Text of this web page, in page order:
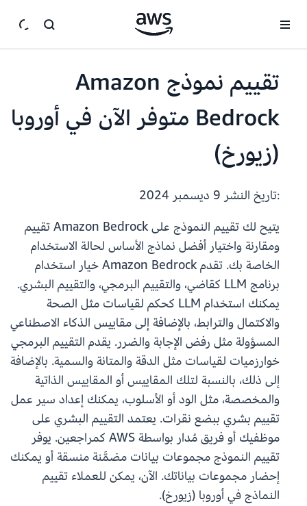
تقييم نموذج Amazon
Bedrock متوفر الآن في أوروبا
(زيورخ)
:تاريخ النشر
يتيح لك تقييم النموذج على Amazon Bedrock تقييم
ومقارنة واختيار أفضل نماذج الأساس لحالة الاستخدام
الخاصة بك. تقدم Amazon Bedrock خيار استخدام
برنامج LLM كقاضي، والتقييم البرمجي، والتقييم البشري.
يمكنك استخدام LLM كحكم لقياسات مثل الصحة
والاكتمال والترابط، بالإضافة إلى مقاييس الذكاء الاصطناعي
المسؤولة مثل رفض الإجابة والضرر. يقدم التقييم البرمجي
خوارزميات لقياسات مثل الدقة والمتانة والسمية. بالإضافة
إلى ذلك، بالنسبة لتلك المقاييس أو المقاييس الذاتية
والمخصصة، مثل الود أو الأسلوب، يمكنك إعداد سير عمل
تقييم بشري ببضع نقرات. يعتمد التقييم البشري على
موظفيك أو فريق مُدار بواسطة AWS كمراجعين. يوفر
تقييم النموذج مجموعات بيانات مضمَّنة منسقة أو يمكنك
إحضار مجموعات بياناتك. الآن، يمكن للعملاء تقييم
النماذج في أوروبا (زيورخ).